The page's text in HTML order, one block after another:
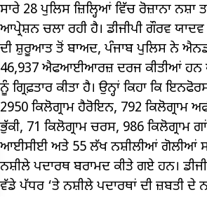
ਸਾਰੇ 28 ਪੁਲਿਸ ਜ਼ਿਲ੍ਹਿਆਂ ਵਿੱਚ ਰੋਜ਼ਾਨਾ
ਆਪ੍ਰੇਸ਼ਨ ਚਲਾ ਰਹੀ ਹੈ। ਡੀਜੀਪੀ ਗੌਰਵ
ਦੀ ਸ਼ੁਰੂਆਤ ਤੋਂ ਬਾਅਦ, ਪੰਜਾਬ ਪੁਲਿਸ ਨੇ
46,937 ਐਫਆਈਆਰਜ਼ ਦਰਜ ਕੀਤੀਆਂ ਹਨ
ਨੂੰ ਗ੍ਰਿਫ਼ਤਾਰ ਕੀਤਾ ਹੈ। ਉਨ੍ਹਾਂ ਕਿਹਾ ਕਿ
2950 ਕਿਲੋਗ੍ਰਾਮ ਹੈਰੋਇਨ, 792 ਕਿਲੋਗ੍ਰਾਮ
ਭੁੱਕੀ, 71 ਕਿਲੋਗ੍ਰਾਮ ਚਰਸ, 986 ਕਿਲੋਗ੍ਰਾਮ
ਆਈਸੀਈ ਅਤੇ 55 ਲੱਖ ਨਸ਼ੀਲੀਆਂ ਗੋਲੀਆਂ
ਨਸ਼ੀਲੇ ਪਦਾਰਥ ਬਰਾਮਦ ਕੀਤੇ ਗਏ ਹਨ।
ਵੱਡੇ ਪੱਧਰ ‘ਤੇ ਨਸ਼ੀਲੇ ਪਦਾਰਥਾਂ ਦੀ ਜ਼ਬਤੀ ਦੇ